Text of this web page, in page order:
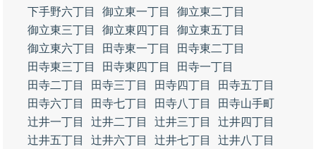
下手野六丁目
御立東一丁目
御立東二丁目
御立東三丁目
御立東四丁目
御立東五丁目
御立東六丁目
田寺東一丁目
田寺東二丁目
田寺東三丁目
田寺東四丁目
田寺一丁目
田寺二丁目
田寺三丁目 田寺四丁目
田寺五丁目
田寺六丁目
田寺七丁目 田寺八丁目
田寺山手町
辻井一丁目
辻井二丁目 辻井三丁目
辻井四丁目
辻井五丁目
辻井六丁目 辻井七丁目
辻井八丁目